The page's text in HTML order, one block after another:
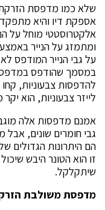
שלא כמו מדפסת
אספקת דיו והיא
אלקטרוסטטי מוחל על
ומתמזג על הנייר
על גבי הנייר המודפס
במסמך שהודפס
להדפסות צבעוניות,
לייזר צבעוניות, הוא
אמנם מדפסות אלה
גבי חומרים שונים, אבל
הם היתרונות הגדולים
זו הוא הטונר היבש
שיתקלקל.
מדפסת משולבת